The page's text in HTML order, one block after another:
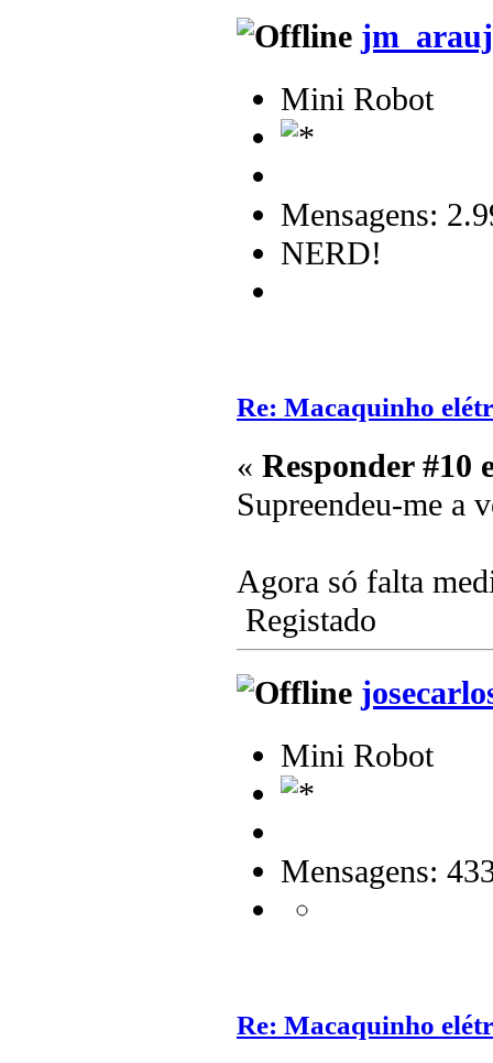
Mini Robot
Mensagens:
NERD!
Re: Macaquinho
« Responder #10
Supreendeu-me a
Agora só falta
Registado
Mini Robot
Mensagens:
Re: Macaquinho